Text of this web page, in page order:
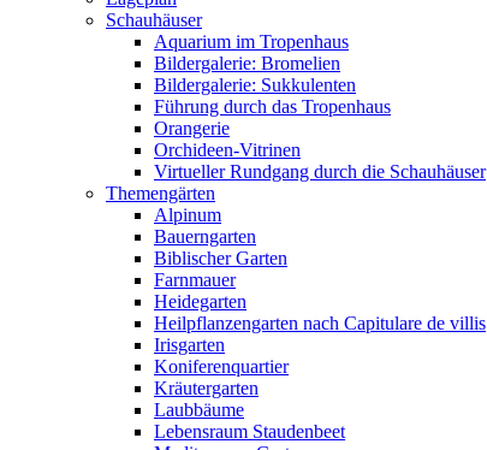
Schauhäuser
Aquarium im Tropenhaus
Bildergalerie: Bromelien
Bildergalerie: Sukkulenten
Führung durch das Tropenhaus
Orangerie
Orchideen-Vitrinen
Virtueller Rundgang durch die Schauhäuser
Themengärten
Alpinum
Bauerngarten
Biblischer Garten
Farnmauer
Heidegarten
Heilpflanzengarten nach Capitulare de villis
Irisgarten
Koniferenquartier
Kräutergarten
Laubbäume
Lebensraum Staudenbeet